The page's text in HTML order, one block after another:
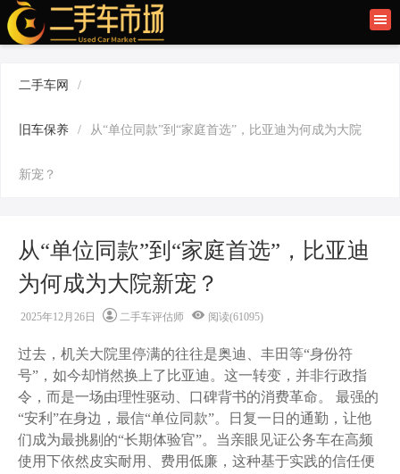
首页
二手车商
二手车网 /
旧车保养 / 从“单位同款”到“家庭首选”，比亚迪为何成为大院
新宠？
从“单位同款”到“家庭首选”，比亚迪
为何成为大院新宠？
2025年12月26日 二手车评估师 阅读(61095)
过去，机关大院里停满的往往是奥迪、丰田等“身份符
号”，如今却悄然换上了比亚迪。这一转变，并非行政指
令，而是一场由理性驱动、口碑背书的消费革命。 最强的
“安利”在身边，最信“单位同款”。日复一日的通勤，让他
们成为最挑剔的“长期体验官”。当亲眼见证公务车在高频
使用下依然皮实耐用、费用低廉，这种基于实践的信任便